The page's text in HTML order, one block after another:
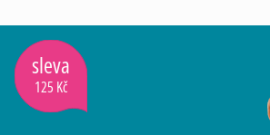
sleva
125 Kč